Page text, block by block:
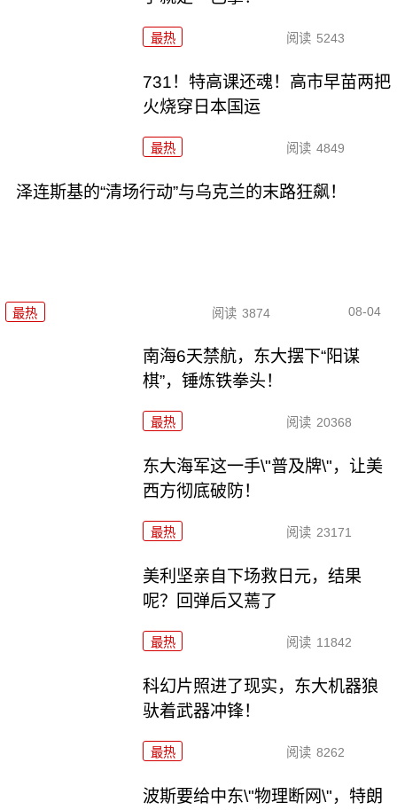
最热 阅读 5243
731！特高课还魂！高市早苗两把
火烧穿日本国运
最热 阅读 4849
泽连斯基的“清场行动”与乌克兰的末路狂飙！
最热 阅读 3874 08-04
南海6天禁航，东大摆下“阳谋
棋”，锤炼铁拳头！
最热 阅读 20368
东大海军这一手\"普及牌\"，让美
西方彻底破防！
最热 阅读 23171
美利坚亲自下场救日元，结果
呢？回弹后又蔫了
最热 阅读 11842
科幻片照进了现实，东大机器狼
驮着武器冲锋！
最热 阅读 8262
波斯要给中东\"物理断网\"，特朗